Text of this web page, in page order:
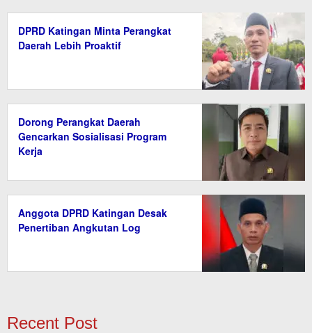
DPRD Katingan Minta Perangkat
Daerah Lebih Proaktif
Dorong Perangkat Daerah
Gencarkan Sosialisasi Program
Kerja
Anggota DPRD Katingan Desak
Penertiban Angkutan Log
Recent Post